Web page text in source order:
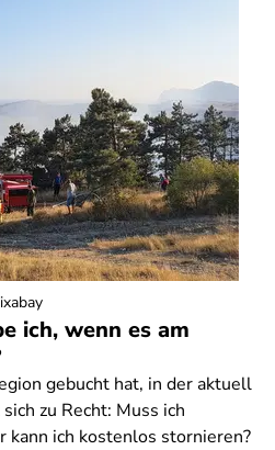
ich, wenn es am
gebucht hat, in der aktuell
zu Recht: Muss ich
kann ich kostenlos stornieren?